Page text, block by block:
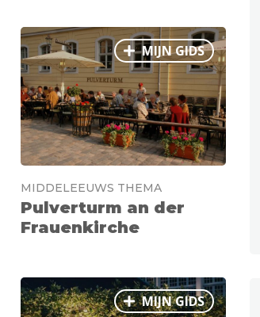
MIJN GIDS
MIDDELEEUWS THEMA
Pulverturm an der
Frauenkirche
MIJN GIDS